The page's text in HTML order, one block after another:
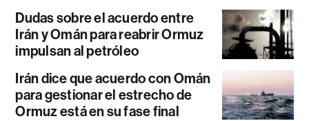
Dudas sobre el acuerdo entre
Irán y Omán para reabrir Ormuz
impulsan al petróleo
Irán dice que acuerdo con Omán
para gestionar el estrecho de
Ormuz está en su fase final